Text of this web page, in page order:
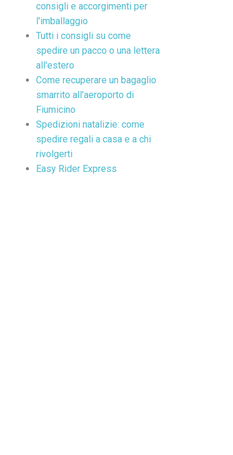
consigli e accorgimenti per
l'imballaggio
Tutti i consigli su come
spedire un pacco o una lettera
all'estero
Come recuperare un bagaglio
smarrito all'aeroporto di
Fiumicino
Spedizioni natalizie: come
spedire regali a casa e a chi
rivolgerti
Easy Rider Express